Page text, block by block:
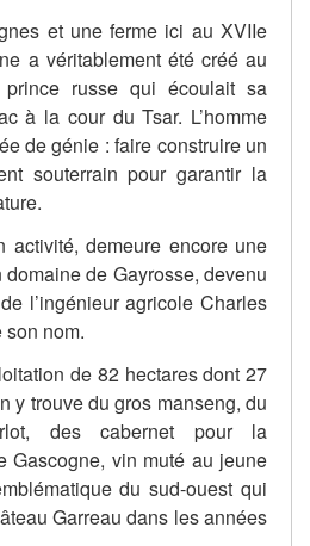
et une ferme ici au XVIIe
a véritablement été créé au
russe qui écoulait sa
à la cour du Tsar. L’homme
de génie : faire construire un
souterrain pour garantir la
activité, demeure encore une
de Gayrosse, devenu
l’ingénieur agricole Charles
nom.
de 82 hectares dont 27
y trouve du gros manseng, du
des cabernet pour la
Gascogne, vin muté au jeune
du sud-ouest qui
Garreau dans les années